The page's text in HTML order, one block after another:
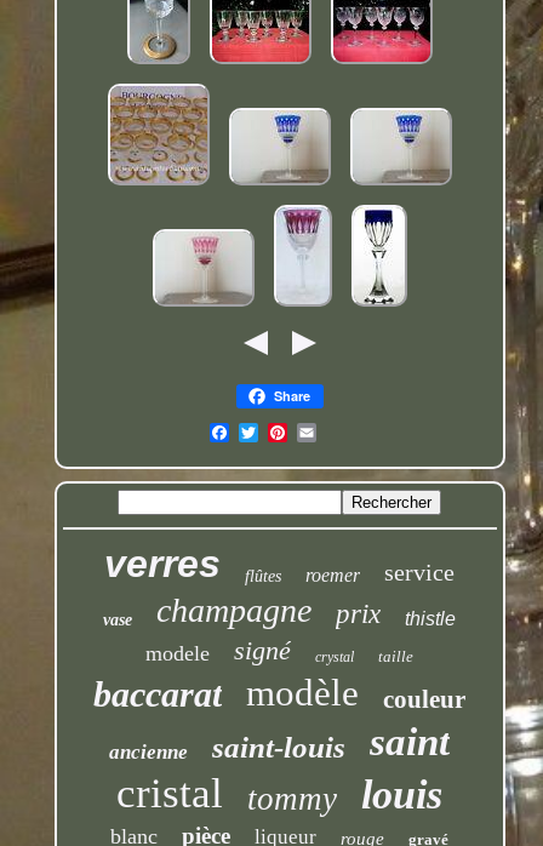
Share
verres flûtes roemer service
vase champagne prix thistle
modele signé crystal taille
baccarat modèle couleur
ancienne saint-louis saint
cristal tommy louis
blanc pièce liqueur rouge gravé